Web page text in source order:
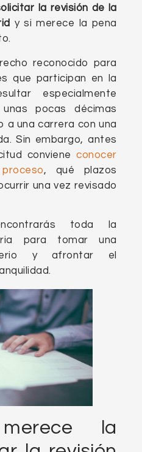
la revisión de la
y si merece la pena
reconocido para
que participan en la
especialmente
pocas décimas
a una carrera con una
Sin embargo, antes
convieneconocer
, qué plazos
una vez revisado
toda la
para tomar una
y afrontar el
la